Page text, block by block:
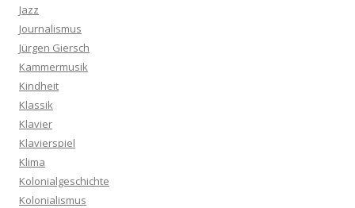
Jazz
Journalismus
Jürgen Giersch
Kammermusik
Kindheit
Klassik
Klavier
Klavierspiel
Klima
Kolonialgeschichte
Kolonialismus